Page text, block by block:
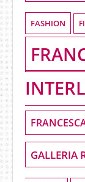
FASHION
GALLERIA